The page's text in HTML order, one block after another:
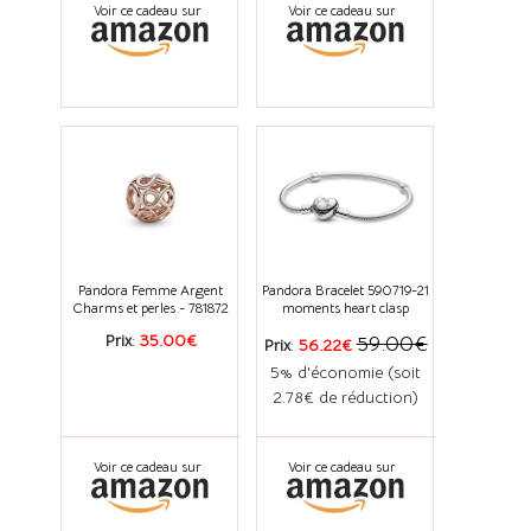
Voir ce cadeau sur Voir ce cadeau sur
Pandora Femme Argent
Charms et perles - 781872
Prix: 35.00€
Voir ce cadeau sur
Pandora Bracelet 590719-21
moments heart clasp
Prix: 56.22€ 59.00€
5% d'économie (soit
2.78€ de réduction)
Voir ce cadeau sur